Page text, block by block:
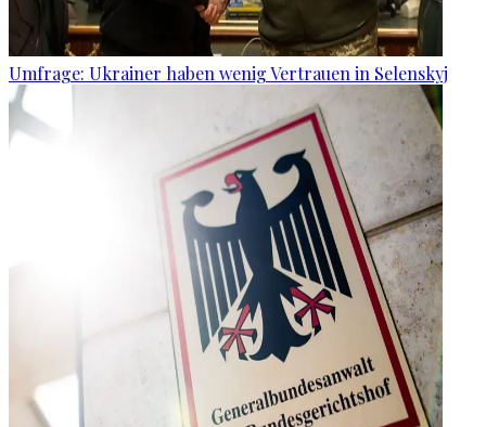
Umfrage: Ukrainer haben wenig Vertrauen in Selenskyj